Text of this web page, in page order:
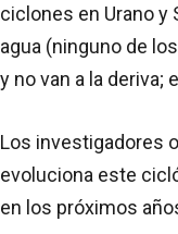
ciclones en Urano y
agua (ninguno de
y no van a la deriva;
Los investigadores
evoluciona este
en los próximos